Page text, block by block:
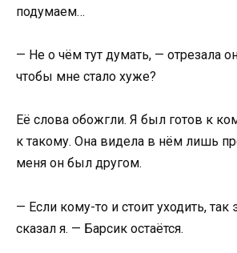
подумаем…
— Не о чём тут думать, — отрезала
чтобы мне стало хуже?
Её слова обожгли. Я был готов к
к такому. Она видела в нём лишь
меня он был другом.
— Если кому-то и стоит уходить, так
сказал я. — Барсик остаётся.